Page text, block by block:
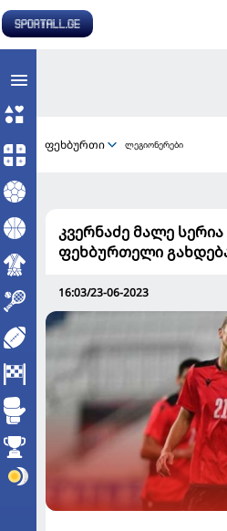
ფეხბურთი ლეგიონერები
კვერნაძე მალე
ფეხბურთელი
16:03/23-06-2023